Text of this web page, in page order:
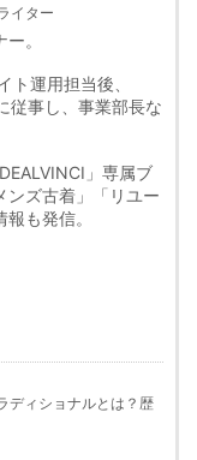
イター
。
ト運用担当後、
従事し、事業部長な
」専属ブ
ンズ古着」「リユー
も発信。
ディショナルとは？歴